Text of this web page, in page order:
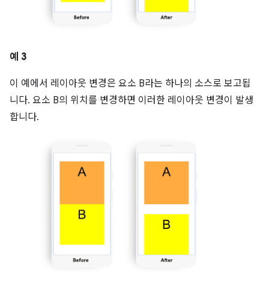
예 3
이 예에서 레이아웃 변경은 요소 B라는 하나의 소스로 보고됩
니다. 요소 B의 위치를 변경하면 이러한 레이아웃 변경이 발생
합니다.